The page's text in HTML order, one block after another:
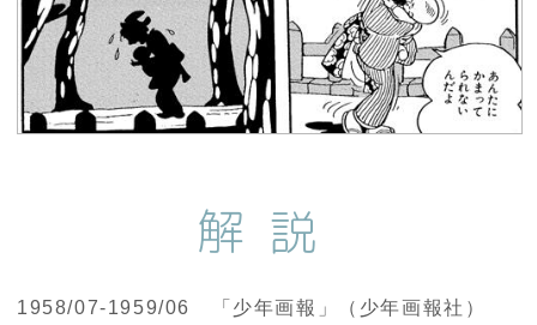
解説
1958/07-1959/06 「少年画報」（少年画報社）